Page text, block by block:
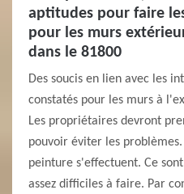
aptitudes pour faire
pour les murs
dans le 81800
Des soucis en lien avec les
constatés pour les murs à
Les propriétaires devront
pouvoir éviter les
peinture s'effectuent. Ce
assez difficiles à faire. Par